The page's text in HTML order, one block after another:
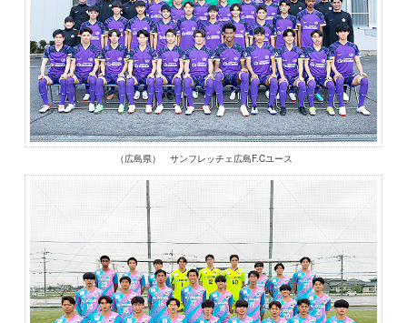
（広島県） サンフレッチェ広島F.Cユース